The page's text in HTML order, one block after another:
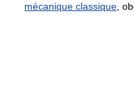
mécanique classique ,